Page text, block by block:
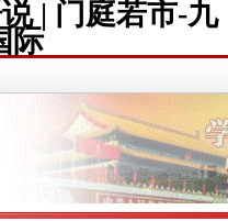
| 门庭若市-九
际